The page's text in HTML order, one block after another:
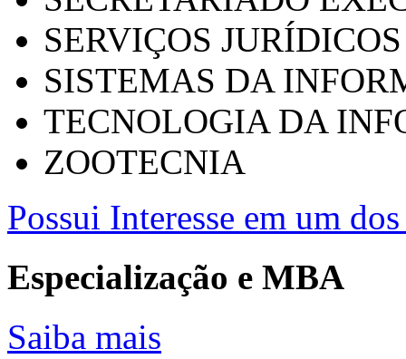
SERVIÇOS
SISTEMAS DA
TECNOLOGIA DA
ZOOTECNIA
Possui Interesse em um
Especialização e MBA
Saiba mais